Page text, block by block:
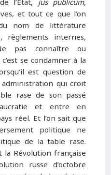
et tout ce que l’on
nom de littérature
règlements internes,
pas connaître ou
se condamner à la
est question de
administration qui croit
rase de son passé
et entre en
réel. Et l’on sait que
politique ne
de la table rase.
Révolution française
russe d’octobre